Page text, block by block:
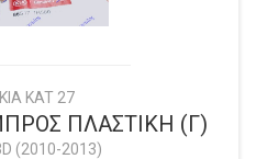
KAT 27
ΠΛΑΣΤΙΚΗ (Γ)
(2010-2013)